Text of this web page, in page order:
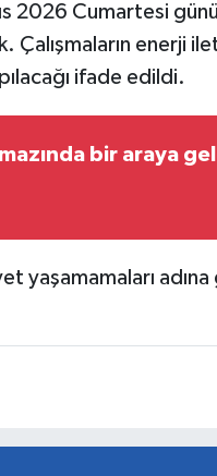
2026 Cumartesi
Çalışmaların enerji
ifade edildi.
bir araya
yaşamamaları adına